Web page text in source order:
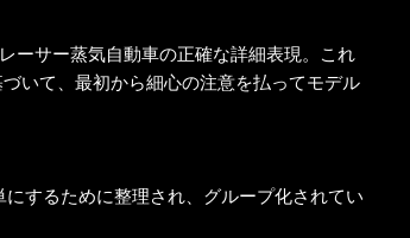
ーサー蒸気自動車の正確な詳細表現。これ
いて、最初から細心の注意を払ってモデル
するために整理され、グループ化されてい